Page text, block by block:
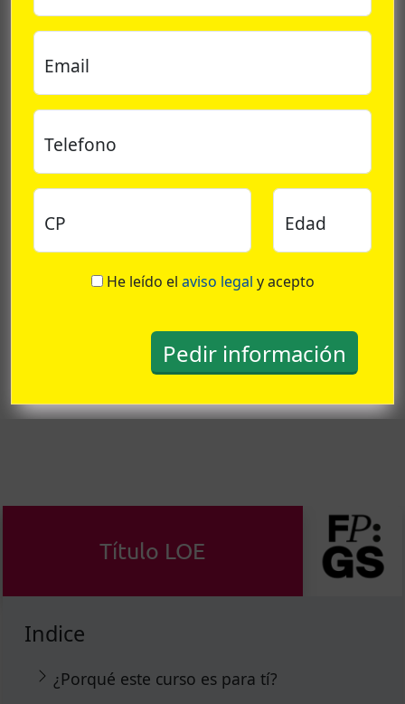
Email
Telefono
CP Edad
He leído el aviso legal y acepto
Título LOE
Indice
¿Porqué este curso es para tí?